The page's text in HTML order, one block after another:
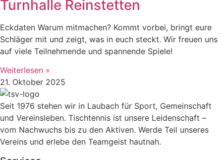
Turnhalle Reinstetten
Eckdaten Warum mitmachen? Kommt vorbei, bringt eure
Schläger mit und zeigt, was in euch steckt. Wir freuen uns
auf viele Teilnehmende und spannende Spiele!
Weiterlesen »
21. Oktober 2025
Seit 1976 stehen wir in Laubach für Sport, Gemeinschaft
und Vereinsleben. Tischtennis ist unsere Leidenschaft –
vom Nachwuchs bis zu den Aktiven. Werde Teil unseres
Vereins und erlebe den Teamgeist hautnah.